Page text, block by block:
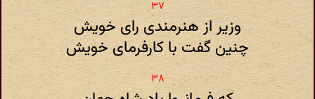
وزیر از هنرمندی رای خویش
چنین گفت با کارفرمای خویش